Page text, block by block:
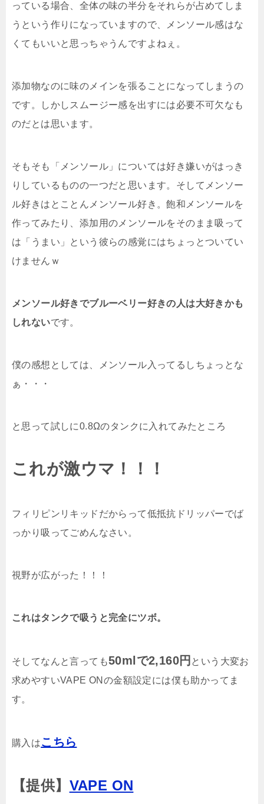
っている場合、全体の味の半分をそれらが占めてしま
うという作りになっていますので、メンソール感はな
くてもいいと思っちゃうんですよねぇ。
添加物なのに味のメインを張ることになってしまうの
です。しかしスムージー感を出すには必要不可欠なも
のだとは思います。
そもそも「メンソール」については好き嫌いがはっき
りしているものの一つだと思います。そしてメンソー
ル好きはとことんメンソール好き。飽和メンソールを
作ってみたり、添加用のメンソールをそのまま吸って
は「うまい」という彼らの感覚にはちょっとついてい
けませんｗ
メンソール好きでブルーベリー好きの人は大好きかも
しれないです。
僕の感想としては、メンソール入ってるしちょっとな
ぁ・・・
と思って試しに0.8Ωのタンクに入れてみたところ
これが激ウマ！！！
フィリピンリキッドだからって低抵抗ドリッパーでば
っかり吸ってごめんなさい。
視野が広がった！！！
これはタンクで吸うと完全にツボ。
そしてなんと言っても50mlで2,160円 という大変お
求めやすいVAPE ONの金額設定には僕も助かってま
す。
購入はこちら
【提供】 VAPE ON